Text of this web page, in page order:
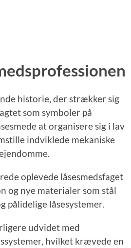
historie, der strækker sig
som symboler på
at organisere sig i lav
indviklede mekaniske
oplevede låsesmedsfaget
og nye materialer som stål
pålidelige låsesystemer.
udvidet med
hvilket krævede en